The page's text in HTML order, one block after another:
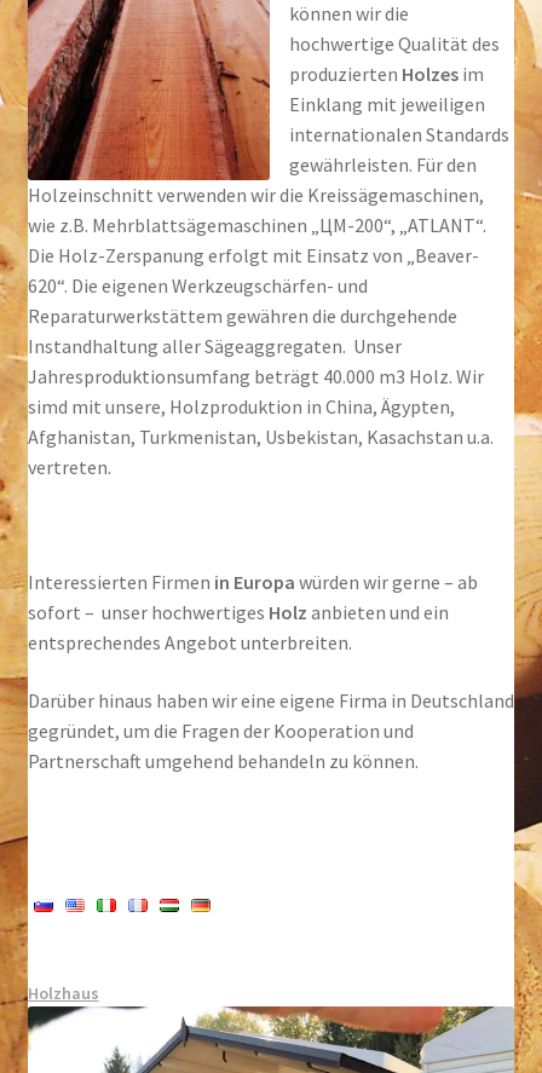
können wir die
hochwertige Qualität des
produzierten Holzesim
Einklang mit jeweiligen
internationalen Standards
gewährleisten. Für den
Holzeinschnitt verwenden wir die Kreissägemaschinen,
wie z.B. Mehrblattsägemaschinen „ЦМ-200“, „ATLANT“.
Die Holz-Zerspanung erfolgt mit Einsatz von „Beaver-
620“. Die eigenen Werkzeugschärfen- und
Reparaturwerkstättem gewähren die durchgehende
Instandhaltung aller Sägeaggregaten. Unser
Jahresproduktionsumfang beträgt 40.000 m3 Holz. Wir
simd mit unsere, Holzproduktion in China, Ägypten,
Afghanistan, Turkmenistan, Usbekistan, Kasachstan u.a.
vertreten.
Interessierten Firmen in Europa würden wir gerne – ab
sofort – unser hochwertiges Holz anbieten und ein
entsprechendes Angebot unterbreiten.
Darüber hinaus haben wir eine eigene Firma in Deutschland
gegründet, um die Fragen der Kooperation und
Partnerschaft umgehend behandeln zu können.
Holzhaus